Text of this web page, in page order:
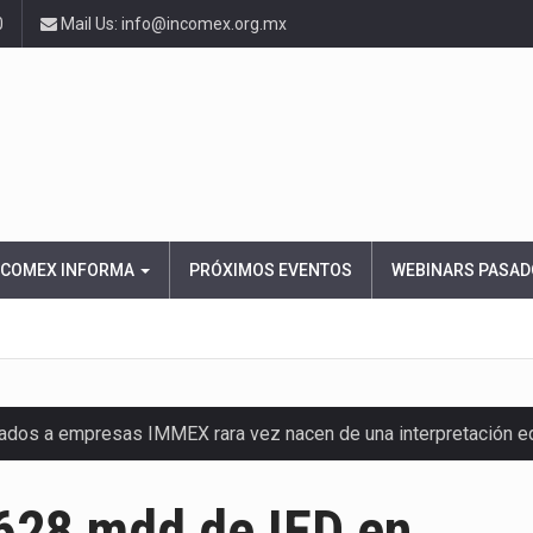
Mail Us: info@incomex.org.mx
INFORMA PRÓXIMOS EVENTOS WEBINARS
a empresas IMMEX rara vez nacen de una interpretación